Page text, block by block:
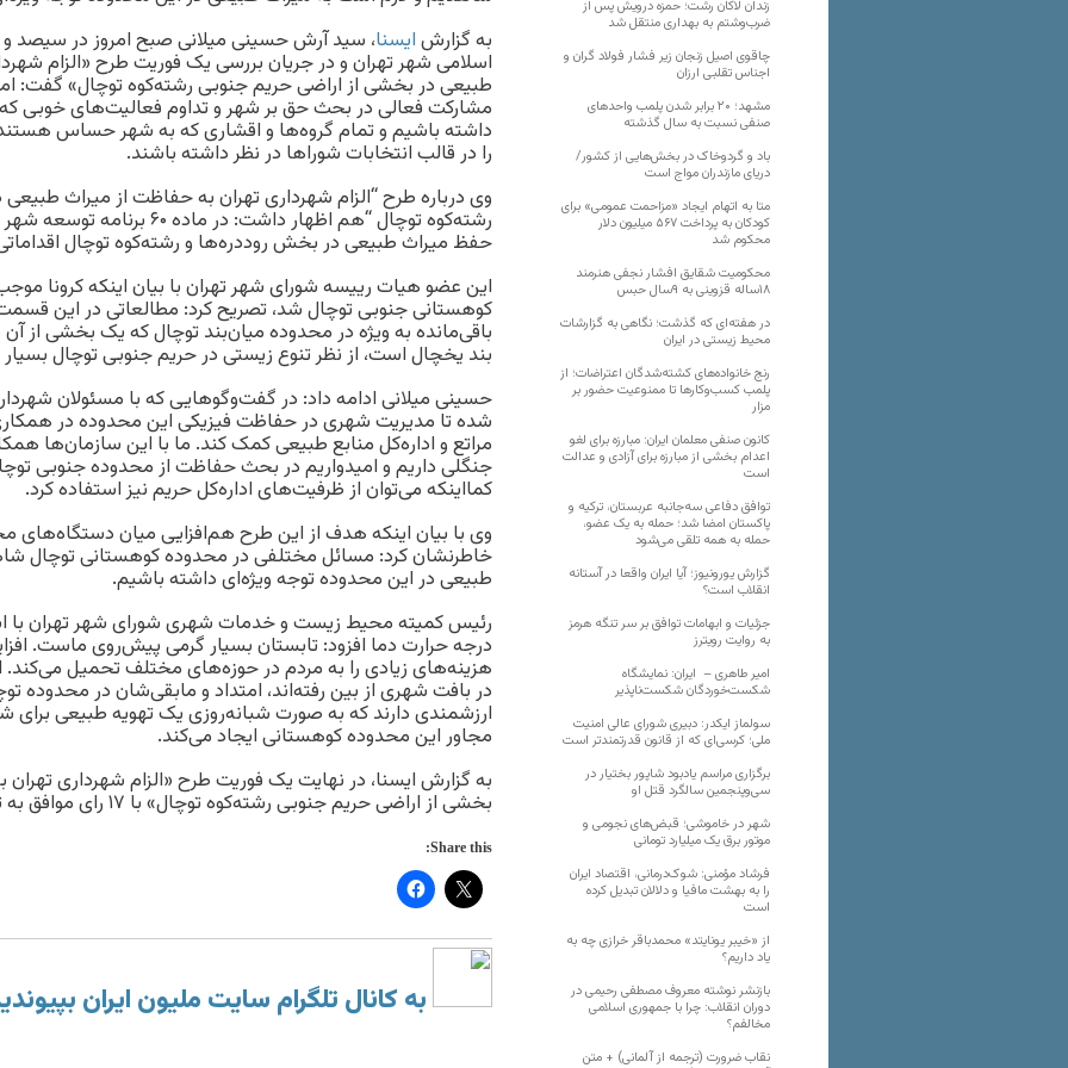
به گزارشایسنا، سید آرش حسینی میلانی صبح امروز در
اسلامی شهر تهران و در جریان بررسی یک فوریت طرح «الزام
طبیعی در بخشی از اراضی حریم جنوبی رشته‌کوه توچال» گفت:
مشارکت فعالی در بحث حق بر شهر و تداوم فعالیت‌های خوبی
داشته باشیم و تمام گروه‌ها و اقشاری که به شهر حساس
را در قالب انتخابات شوراها در نظر داشته باشند.
وی درباره طرح “الزام شهرداری تهران به حفاظت از میراث
رشته‌کوه توچال “هم اظهار داشت:
حفظ میراث طبیعی در بخش روددره‌ها و رشته‌کوه توچال
این عضو هیات رییسه شورای شهر تهران با بیان اینکه کرونا
کوهستانی جنوبی توچال شد، تصریح کرد: مطالعاتی در این
باقی‌مانده به ویژه در محدوده میان‌بند توچال که یک بخشی از آن
بند یخچال است، از نظر تنوع زیستی در حریم جنوبی توچال
حسینی میلانی ادامه داد: در گفت‌وگوهایی که با مسئولان
شده تا مدیریت شهری در حفاظت فیزیکی این محدوده در
مراتع و اداره‌کل منابع طبیعی کمک کند. ما با این سازمان‌ها
جنگلی داریم و امیدواریم در بحث حفاظت از محدوده جنوبی
کمااینکه می‌توان از ظرفیت‌های اداره‌کل حریم نیز استفاده کرد.
وی با بیان اینکه هدف از این طرح هم‌افزایی میان
خاطرنشان کرد: مسائل مختلفی در محدوده کوهستانی توچال
طبیعی در این محدوده توجه ویژه‌ای داشته باشیم.
رئیس کمیته محیط زیست و خدمات شهری شورای شهر تهران با
درجه حرارت دما افزود: تابستان بسیار گرمی پیش‌روی ماست.
هزینه‌های زیادی را به مردم در حوزه‌های مختلف تحمیل
در بافت شهری از بین رفته‌اند، امتداد و مابقی‌شان در محدوده
ارزشمندی دارند که به صورت شبانه‌روزی یک تهویه طبیعی
مجاور این محدوده کوهستانی ایجاد می‌کند.
به گزارش ایسنا، در نهایت یک فوریت طرح «الزام شهرداری
بخشی از اراضی حریم جنوبی رشته‌کوه توچال» با ۱۷ رای موافق به تصویب رسید.
Share this:
به کانال تلگرام سایت ملیون ایران
زندان لاکان رشت؛ حمزه درویش پس از
ضرب‌وشتم به بهداری منتقل شد
چاقوی اصیل زنجان زیر فشار فولاد گران و
اجناس تقلبی ارزان
مشهد؛ ۲۰ برابر شدن پلمب واحدهای
صنفی نسبت به سال گذشته
باد و گردوخاک در بخش‌هایی از کشور/
دریای مازندران مواج است
متا به اتهام ایجاد «مزاحمت عمومی» برای
کودکان به پرداخت ۵۶۷ میلیون دلار
محکوم شد
محکومیت شقایق افشار نجفی هنرمند
۱۸ساله قزوینی به ۹سال حبس
در هفته‌ای که گذشت؛ نگاهی به گزارشات
محیط زیستی در ایران
رنج خانواده‌های کشته‌شدگان اعتراضات؛ از
پلمب کسب‌وکارها تا ممنوعیت حضور بر
مزار
کانون صنفی معلمان ایران: مبارزه برای لغو
اعدام بخشی از مبارزه برای آزادی و عدالت
است
توافق دفاعی سه‌جانبه عربستان، ترکیه و
پاکستان امضا شد؛ حمله به یک عضو،
حمله به همه تلقی می‌شود
گزارش یورونیوز؛ آیا ایران واقعا در آستانه
انقلاب است؟
جزئیات و ابهامات توافق بر سر تنگه هرمز
به روایت رویترز
امیر طاهری – ایران: نمایشگاه
شکست‌خوردگان شکست‌ناپذیر
سولماز ایکدر: دبیری شورای عالی امنیت
ملی؛ کرسی‌ای که از قانون قدرتمندتر است
برگزاری مراسم یادبود شاپور بختیار در
سی‌وپنجمین سالگرد قتل او
شهر در خاموشی؛ قبض‌های نجومی و
موتور برق یک میلیارد تومانی
فرشاد مؤمنی: شوک‌درمانی، اقتصاد ایران
را به بهشت مافیا و دلالان تبدیل کرده
است
از «خیبر یونایتد» محمدباقر خرازی چه به
یاد داریم؟
بازنشر نوشته معروف مصطفی رحیمی در
دوران انقلاب: چرا با جمهوری اسلامی
مخالفم؟
نقاب ضرورت (ترجمه از آلمانی) + متن